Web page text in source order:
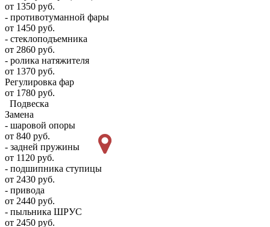
от 1350 руб.
- противотуманной фары
от 1450 руб.
- стеклоподъемника
от 2860 руб.
- ролика натяжителя
от 1370 руб.
Регулировка фар
от 1780 руб.
Подвеска
Замена
- шаровой опоры
от 840 руб.
- задней пружины
от 1120 руб.
- подшипника ступицы
от 2430 руб.
- привода
от 2440 руб.
- пыльника ШРУС
от 2450 руб.